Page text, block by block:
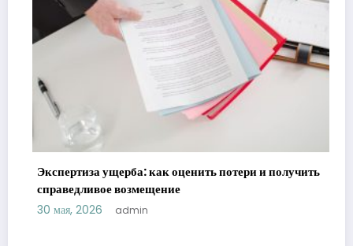
Экспертиза ущерба: как оценить потери и получить
справедливое возмещение
30 мая, 2026 admin